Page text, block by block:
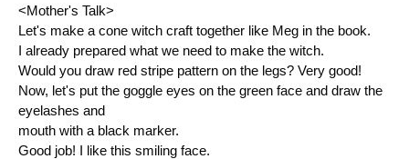
<Mother's Talk>
Let's make a cone witch craft together like Meg in the book.
I already prepared what we need to make the witch.
Would you draw red stripe pattern on the legs? Very good!
Now, let's put the goggle eyes on the green face and draw the
eyelashes and
mouth with a black marker.
Good job! I like this smiling face.